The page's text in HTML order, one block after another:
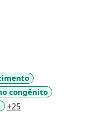
congênito
+25